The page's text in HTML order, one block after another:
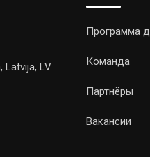
Latvija, LV
Программа
Команда
Партнёры
Вакансии